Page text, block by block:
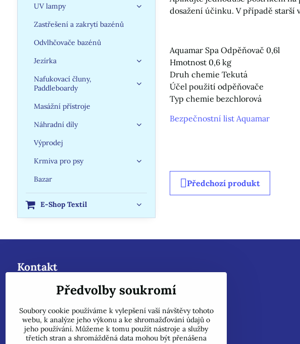
dosažení účinku. V případě starší
Aquamar Spa Odpěňovač 0,6l
Hmotnost 0,6 kg
Druh chemie Tekutá
Účel použití odpěňovače
Typ chemie bezchlorová
Bezpečnostní list Aquamar
Předchozí produkt
UV lampy
Zastřešení a zakrytí bazénů
Odvlhčovače bazénů
Jezírka
Nafukovací čluny,
Paddleboardy
Masážní přístroje
Náhradní díly
Výprodej
Krmiva pro psy
Bazar
E-Shop Textil
Kontakt
dobazenu.cz - Roman Kanclíř-Rokam
72400 - Ostrava - Nová Bělá - Mitrovice
e-mail :rokam@seznam.cz
Předvolby soukromí
Soubory cookie používáme k vylepšení vaší návštěvy tohoto
webu, k analýze jeho výkonu a ke shromažďování údajů o
jeho používání. Můžeme k tomu použít nástroje a služby
třetích stran a shromážděná data mohou být přenášena